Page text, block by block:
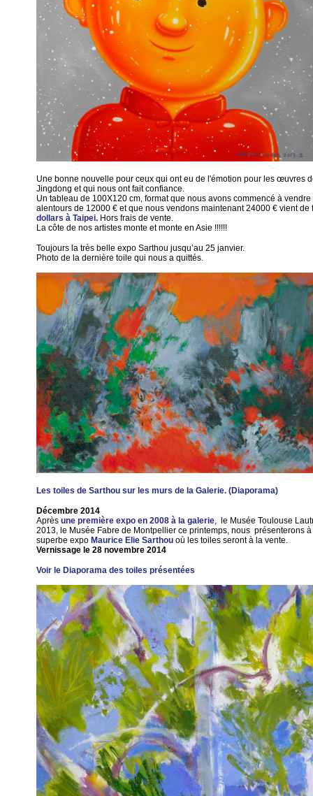
Une bonne nouvelle pour ceux qui ont eu de l'émotion pour les œuvres
Jingdong et qui nous ont fait confiance.
Un tableau de 100X120 cm, format que nous avons commencé à
alentours de 12000 € et que nous vendons maintenant 24000 € vient
dollars à Taipei. Hors frais de vente.
La côte de nos artistes monte et monte en Asie !!!!!!
Toujours la très belle expo Sarthou jusqu’au 25 janvier.
Photo de la dernière toile qui nous a quittés.
Les toiles de Sarthou sur les murs de la Galerie. (Diaporama)
Décembre 2014
Après une première expo en 2008 à la galerie, le Musée Toulouse
2013, le Musée Fabre de Montpellier ce printemps, nous présenterons
superbe expo Maurice Elie Sarthou où les toiles seront à la vente.
Vernissage le 28 novembre 2014
Voir le Diaporama des toiles présentées